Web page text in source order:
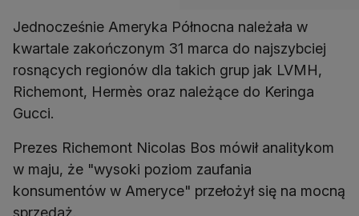
Jednocześnie Ameryka Północna należała w
kwartale zakończonym 31 marca do najszybciej
rosnących regionów dla takich grup jak LVMH,
Richemont, Hermès oraz należące do Keringa
Gucci.
Prezes Richemont Nicolas Bos mówił analitykom
w maju, że "wysoki poziom zaufania
konsumentów w Ameryce" przełożył się na mocną
sprzedaż.